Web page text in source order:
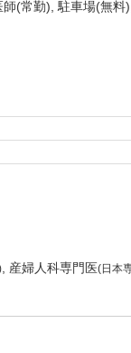
師(常勤) 駐車場(無料)
産婦人科専門医(日本